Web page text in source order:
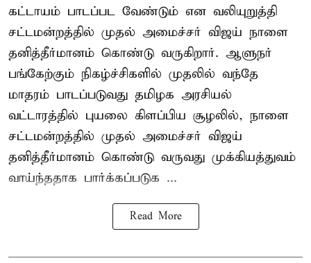
கட்டாயம் பாடப்பட வேண்டும் என வலியுறுத்தி
சட்டமன்றத்தில் முதல் அமைச்சர் விஜய் நாளை
தனித்தீர்மானம் கொண்டு வருகிறார். ஆளுநர்
பங்கேற்கும் நிகழ்ச்சிகளில் முதலில் வந்தே
மாதரம் பாடப்படுவது தமிழக அரசியல்
வட்டாரத்தில் புயலை கிளப்பிய சூழலில், நாளை
சட்டமன்றத்தில் முதல் அமைச்சர் விஜய்
தனித்தீர்மானம் கொண்டு வருவது முக்கியத்துவம்
வாய்ந்ததாக பார்க்கப்படுக ...
Read More